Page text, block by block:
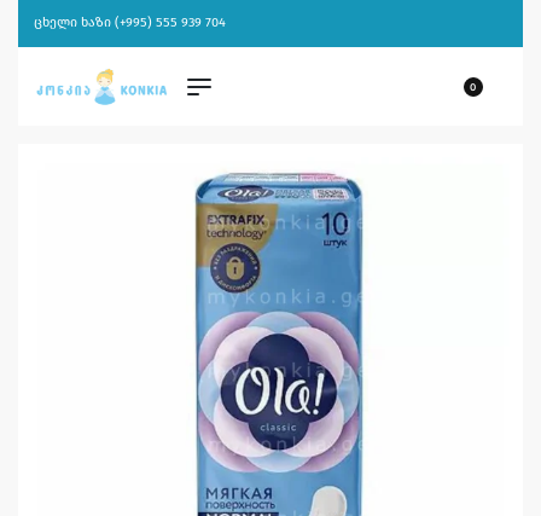
ცხელი ხაზი (+995) 555 939 704
0